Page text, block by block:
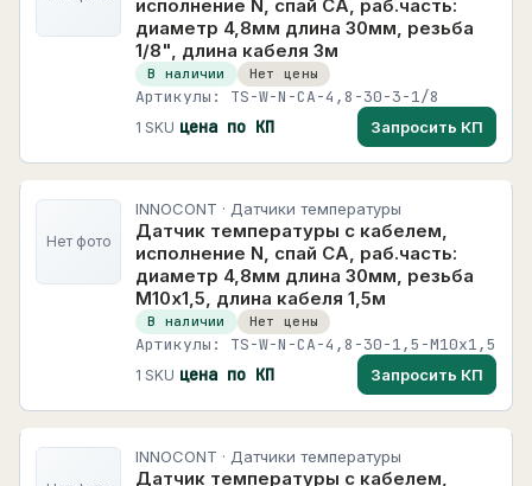
исполнение N, спай CA, раб.часть:
диаметр 4,8мм длина 30мм, резьба
1/8", длина кабеля 3м
В наличии Нет цены
Артикулы: TS-W-N-CA-4,8-30-3-1/8
1 SKU цена по КП Запросить КП
Нет фото
INNOCONT · Датчики температуры
Датчик температуры с кабелем,
исполнение N, спай CA, раб.часть:
диаметр 4,8мм длина 30мм, резьба
М10х1,5, длина кабеля 1,5м
В наличии Нет цены
Артикулы: TS-W-N-CA-4,8-30-1,5-M10x1,5
1 SKU цена по КП Запросить КП
INNOCONT · Датчики температуры
Датчик температуры с кабелем,